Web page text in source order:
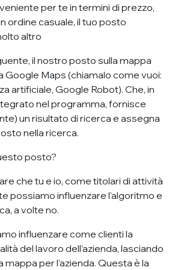
per te in termini di prezzo,
ordine casuale, il tuo posto
altro
il nostro posto sulla mappa
Google Maps (chiamalo come vuoi:
artificiale, Google Robot). Che, in
nel programma, fornisce
un risultato di ricerca e assegna
nella ricerca.
posto?
che tu e io, come titolari di attività
possiamo influenzare l’algoritmo e
a volte no.
influenzare come clienti la
del lavoro dell’azienda, lasciando
per l’azienda. Questa è la